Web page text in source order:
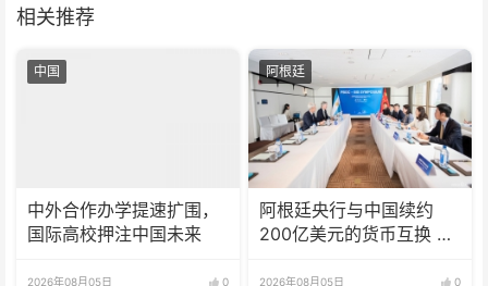
相关推荐
中国
中外合作办学提速扩围，
国际高校押注中国未来
2026年08月05日 0
阿根廷
阿根廷央行与中国续约
200亿美元的货币互换 有
2026年08月05日 0